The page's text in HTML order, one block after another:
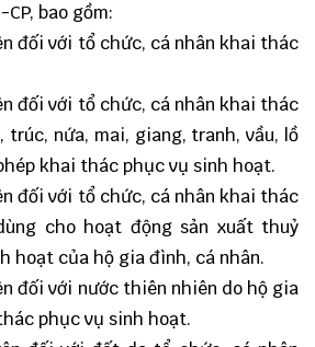
bao gồm:
đối với tổ chức, cá nhân khai thác
đối với tổ chức, cá nhân khai thác
trúc, nứa, mai, giang, tranh, vầu, lồ
khai thác phục vụ sinh hoạt.
đối với tổ chức, cá nhân khai thác
cho hoạt động sản xuất thuỷ
hoạt của hộ gia đình, cá nhân.
đối với nước thiên nhiên do hộ gia
phục vụ sinh hoạt.